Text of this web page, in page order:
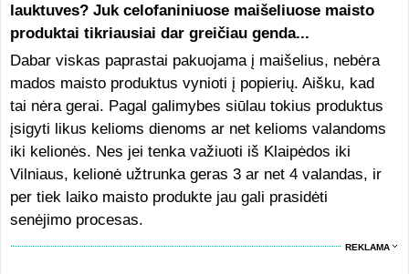
lauktuves? Juk celofaniniuose maišeliuose maisto
produktai tikriausiai dar greičiau genda...
Dabar viskas paprastai pakuojama į maišelius, nebėra
mados maisto produktus vynioti į popierių. Aišku, kad
tai nėra gerai. Pagal galimybes siūlau tokius produktus
įsigyti likus kelioms dienoms ar net kelioms valandoms
iki kelionės. Nes jei tenka važiuoti iš Klaipėdos iki
Vilniaus, kelionė užtrunka geras 3 ar net 4 valandas, ir
per tiek laiko maisto produkte jau gali prasidėti
senėjimo procesas.
REKLAMA